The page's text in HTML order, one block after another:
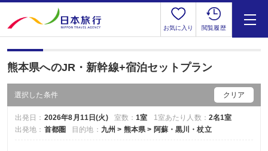
お気に入り 閲覧履歴
熊本県へのJR・新幹線+宿泊セットプラン
選択した条件 クリア
出発日： 2026年8月11日(火) 室数：1室 1室あたり人数： 2名1室
出発地： 首都圏 目的地： 九州 > 熊本県 > 阿蘇・黒川・杖立